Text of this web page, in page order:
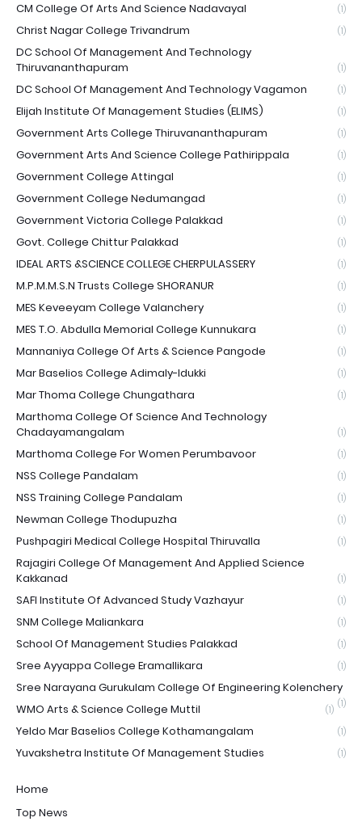
CM College Of Arts And Science Nadavayal (1)
Christ Nagar College Trivandrum (1)
DC School Of Management And Technology
Thiruvananthapuram
(1)
DC School Of Management And Technology Vagamon (1)
Elijah Institute Of Management Studies (ELIMS) (1)
Government Arts College Thiruvananthapuram (1)
Government Arts And Science College Pathirippala (1)
Government College Attingal (1)
Government College Nedumangad (1)
Government Victoria College Palakkad (1)
Govt. College Chittur Palakkad (1)
IDEAL ARTS &SCIENCE COLLEGE CHERPULASSERY (1)
M.P.M.M.S.N Trusts College SHORANUR (1)
MES Keveeyam College Valanchery (1)
MES T.O. Abdulla Memorial College Kunnukara (1)
Mannaniya College Of Arts & Science Pangode (1)
Mar Baselios College Adimaly-Idukki (1)
Mar Thoma College Chungathara (1)
Marthoma College Of Science And Technology
Chadayamangalam
(1)
Marthoma College For Women Perumbavoor (1)
NSS College Pandalam (1)
NSS Training College Pandalam (1)
Newman College Thodupuzha (1)
Pushpagiri Medical College Hospital Thiruvalla (1)
Rajagiri College Of Management And Applied Science
Kakkanad
(1)
SAFI Institute Of Advanced Study Vazhayur (1)
SNM College Maliankara (1)
School Of Management Studies Palakkad (1)
Sree Ayyappa College Eramallikara (1)
Sree Narayana Gurukulam College Of Engineering Kolenchery
(1)
WMO Arts & Science College Muttil (1)
Yeldo Mar Baselios College Kothamangalam (1)
Yuvakshetra Institute Of Management Studies (1)
Home
Top News